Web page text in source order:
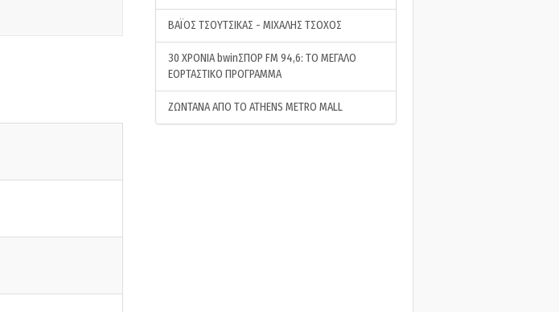
ΒΑΪΟΣ ΤΣΟΥΤΣΙΚΑΣ - ΜΙΧΑΛΗΣ ΤΣΟΧΟΣ
30 ΧΡΟΝΙΑ bwinΣΠΟΡ FM 94,6: ΤΟ ΜΕΓΑΛΟ
ΕΟΡΤΑΣΤΙΚΟ ΠΡΟΓΡΑΜΜΑ
ΖΩΝΤΑΝΑ ΑΠΟ ΤΟ ATHENS METRO MALL